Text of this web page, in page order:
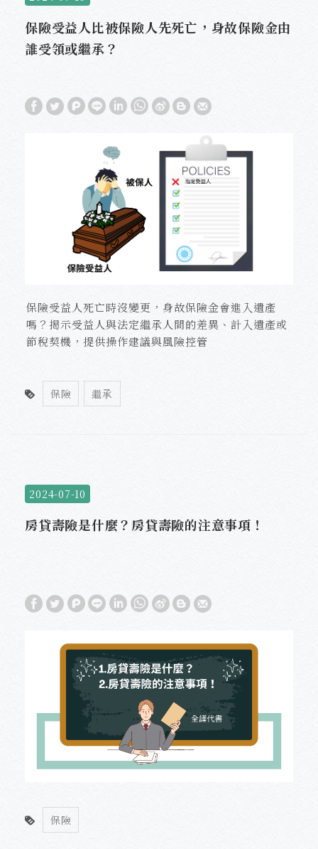
保險受益人比被保險人先死亡，身故保險金由
誰受領或繼承？
保險受益人死亡時沒變更，身故保險金會進入遺產
嗎？揭示受益人與法定繼承人間的差異、計入遺產或
節稅契機，提供操作建議與風險控管
保險 繼承
2024-07-10
房貸壽險是什麼？房貸壽險的注意事項！
保險